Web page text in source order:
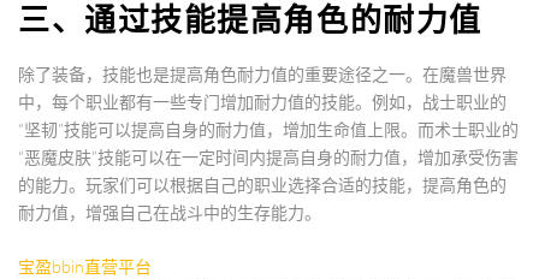
三、通过技能提高角色的耐力值
除了装备，技能也是提高角色耐力值的重要途径之一。在魔兽世界
中，每个职业都有一些专门增加耐力值的技能。例如，战士职业的
“坚韧”技能可以提高自身的耐力值，增加生命值上限。而术士职业的
“恶魔皮肤”技能可以在一定时间内提高自身的耐力值，增加承受伤害
的能力。玩家们可以根据自己的职业选择合适的技能，提高角色的
耐力值，增强自己在战斗中的生存能力。
宝盈bbin直营平台